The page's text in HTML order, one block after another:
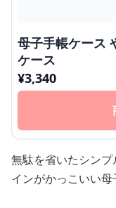
母子手帳ケース
ケース
¥3,340
無駄を省いたシン
インがかっこいい母